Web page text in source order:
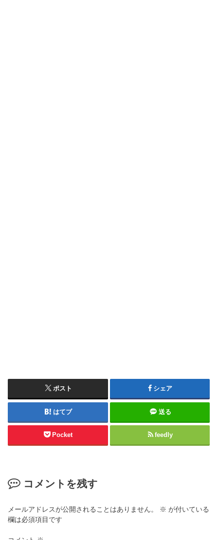
ポスト シェア
はてブ 送る
Pocket feedly
コメントを残す
メールアドレスが公開されることはありません。 ※ が付いている
欄は必須項目です